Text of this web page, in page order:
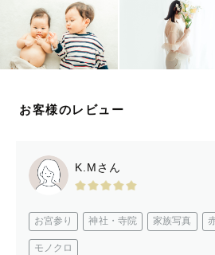
【 打ち合わせについて 】
そのイメージに合わせて撮影場所
て、
こちらからも提案いたしますので
安心してくださいね☺️
お客様のレビュー
K.Mさん
お宮参り 神社・寺院 家族写真
モノクロ